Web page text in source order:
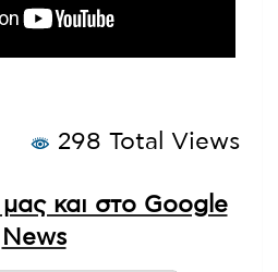
298 Total Views
και στο Google
News